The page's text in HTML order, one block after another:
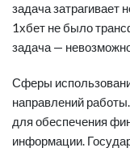
задача затрагивает
1хбет не было
задача —
Сферы
направлений
для обеспечения
информации.